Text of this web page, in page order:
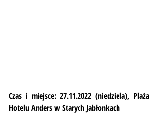
Czas i miejsce: 27.11.2022 (niedziela), Plaża
Hotelu Anders w Starych Jabłonkach